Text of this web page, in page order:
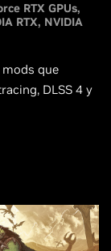
RTX GPUs
RTX NVIDIA
que
DLSS 4 y